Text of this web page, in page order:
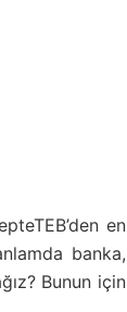
en
banka,
Bunun için